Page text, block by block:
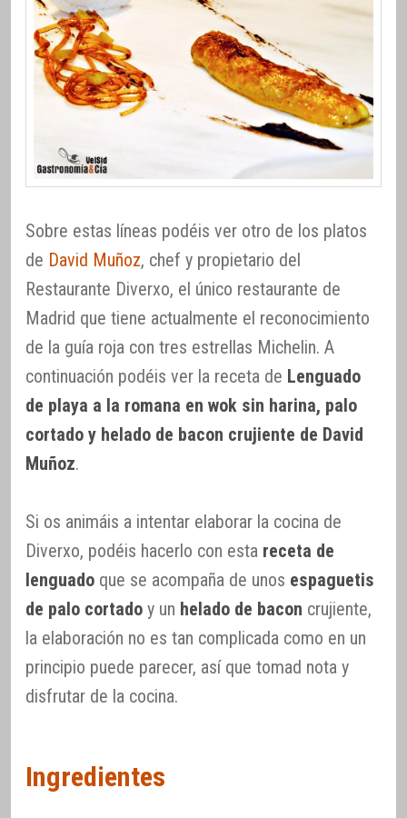
Sobre estas líneas podéis ver otro de los platos
de David Muñoz, chef y propietario del
Restaurante Diverxo, el único restaurante de
Madrid que tiene actualmente el reconocimiento
de la guía roja con tres estrellas Michelin. A
continuación podéis ver la receta de Lenguado
de playa a la romana en wok sin harina, palo
cortado y helado de bacon crujiente de David
Muñoz.
Si os animáis a intentar elaborar la cocina de
Diverxo, podéis hacerlo con esta receta de
lenguado que se acompaña de unos espaguetis
de palo cortado y un helado de bacon crujiente,
la elaboración no es tan complicada como en un
principio puede parecer, así que tomad nota y
disfrutar de la cocina.
Ingredientes